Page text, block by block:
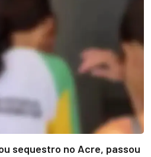
sequestro no Acre, passou